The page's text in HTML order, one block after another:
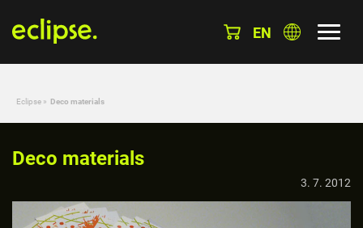
EN
Eclipse » Deco materials
Deco materials
3. 7. 2012